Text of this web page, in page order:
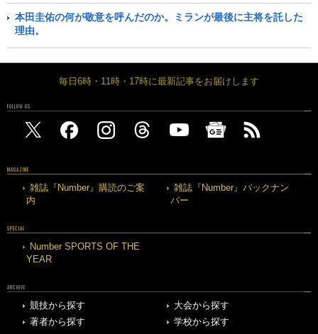
本田圭佑の何が敬意を呼んだのか。ミランが最後に主将を託した
理由。
毎日6時・11時・17時に最新記事をお届けします
FOLLOW US
MAGAZINE
雑誌『Number』購読のご案
内
雑誌『Number』バックナン
バー
SPECIAL
Number SPORTS OF THE
YEAR
ARCHIVE
競技から探す
大会から探す
著者から探す
学校から探す